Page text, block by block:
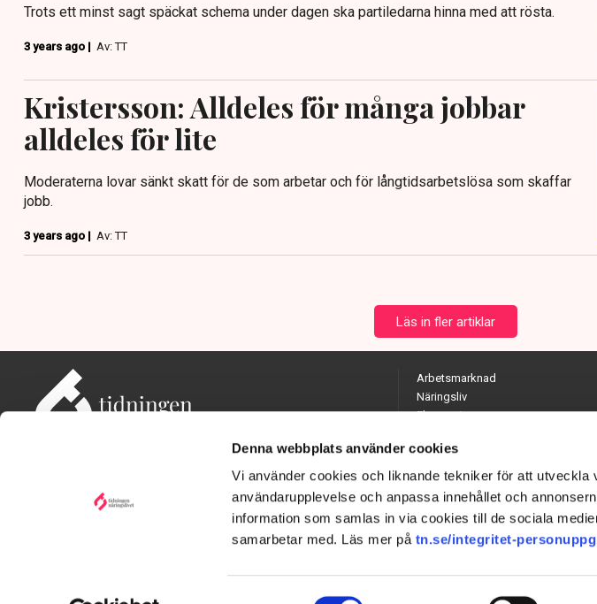
Denna webbplats använder cookies
Vi använder cookies och liknande tekniker för att utveckla
användarupplevelse och anpassa innehållet och
information som samlas in via cookies till de sociala
samarbetar med. Läs mer på tn.se/integritet-
Samtyckesval
Trots ett minst sagt späckat schema under dagen ska partiledarna hinna med att rösta.
3 years ago | Av: TT
Kristersson: Alldeles för många jobbar
alldeles för lite
Moderaterna lovar sänkt skatt för de som arbetar och för långtidsarbetslösa som skaffar
jobb.
3 years ago | Av: TT
Läs in fler artiklar
Adress: Tidningen Näringslivet, 114 82 Stockholm
Besöksadress: Storgatan 19, Stockholm
Arbetsmarknad
Näringsliv
Ekonomi
Opinion
Hållbarhet
Utrikes
Quiz